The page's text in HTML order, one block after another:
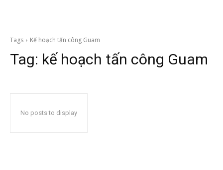
Tags Kế hoạch tấn công Guam
Tag: kế hoạch tấn công Guam
No posts to display